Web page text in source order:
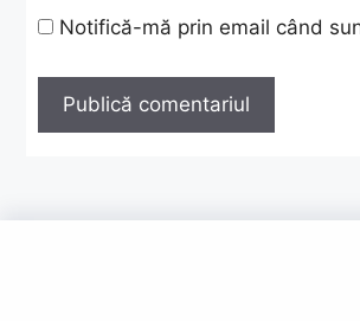
Notifică-mă prin email când